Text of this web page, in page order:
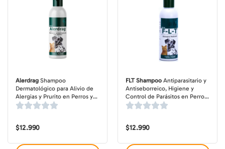
Alerdrag Shampoo
Dermatológico para Alivio de
Alergias y Prurito en Perros y
Gatos, Envase de 150 ml
$12.990
FLT Shampoo Antiparasitario y
Antiseborreico, Higiene y
Control de Parásitos en Perros
y Gatos, botella de 150 ml
$12.990